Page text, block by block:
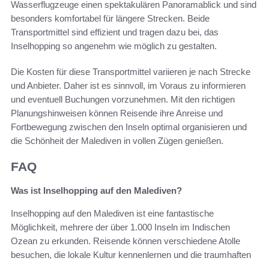
Wasserflugzeuge einen spektakulären Panoramablick und sind
besonders komfortabel für längere Strecken. Beide
Transportmittel sind effizient und tragen dazu bei, das
Inselhopping so angenehm wie möglich zu gestalten.
Die Kosten für diese Transportmittel variieren je nach Strecke
und Anbieter. Daher ist es sinnvoll, im Voraus zu informieren
und eventuell Buchungen vorzunehmen. Mit den richtigen
Planungshinweisen können Reisende ihre Anreise und
Fortbewegung zwischen den Inseln optimal organisieren und
die Schönheit der Malediven in vollen Zügen genießen.
FAQ
Was ist Inselhopping auf den Malediven?
Inselhopping auf den Malediven ist eine fantastische
Möglichkeit, mehrere der über 1.000 Inseln im Indischen
Ozean zu erkunden. Reisende können verschiedene Atolle
besuchen, die lokale Kultur kennenlernen und die traumhaften